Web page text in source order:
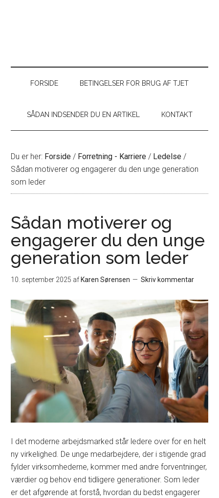
FORSIDE BETINGELSER FOR BRUG AF TJET
SÅDAN INDSENDER DU EN ARTIKEL KONTAKT
Du er her: Forside / Forretning - Karriere / Ledelse /
Sådan motiverer og engagerer du den unge generation
som leder
Sådan motiverer og
engagerer du den unge
generation som leder
10. september 2025 af Karen Sørensen Skriv kommentar
I det moderne arbejdsmarked står ledere over for en helt
ny virkelighed. De unge medarbejdere, der i stigende grad
fylder virksomhederne, kommer med andre forventninger,
værdier og behov end tidligere generationer. Som leder
er det afgørende at forstå, hvordan du bedst engagerer